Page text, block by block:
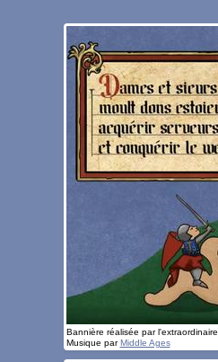
Bannière réalisée par l'extraordinaire
Musique par Middle Ages